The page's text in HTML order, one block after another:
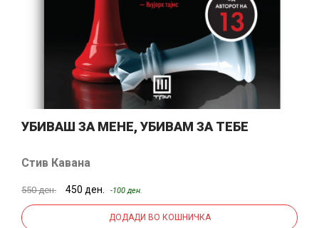
УБИВАШ ЗА МЕНЕ, УБИВАМ ЗА ТЕБЕ
Стив Кавана
550 ден. 450 ден. -100 ден.
ДОДАДИ ВО КОШНИЧКА